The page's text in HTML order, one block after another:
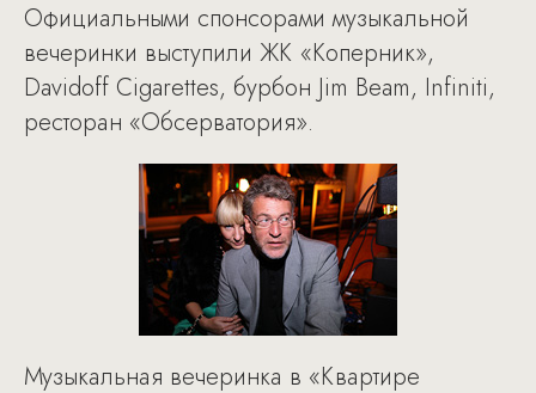
Официальными спонсорами музыкальной
вечеринки выступили ЖК «Коперник»,
Davidoff Cigarettes, бурбон Jim Beam, Infiniti,
ресторан «Обсерватория».
Музыкальная вечеринка в «Квартире